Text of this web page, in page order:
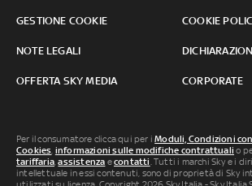
GESTIONE COOKIE COOKIE
NOTE LEGALI
OFFERTA SKY MEDIA CORPORATE
Per il consumatore clicca qui per iModuli, Condizioni
Cookies informazioni sulle modifiche contrattuali o
tariffaria ,assistenza econtatti . Tutti i marchi Sky e i
intellettuale in essi contenuti, sono di proprietà di Sky